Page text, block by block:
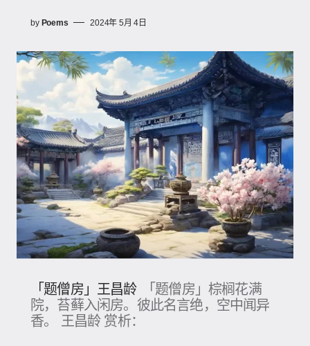
by Poems 2024年 5月 4日
「题僧房」王昌龄
「题僧房」棕榈花满
院，苔藓入闲房。彼此名言绝，空中闻异
香。 王昌龄 赏析：